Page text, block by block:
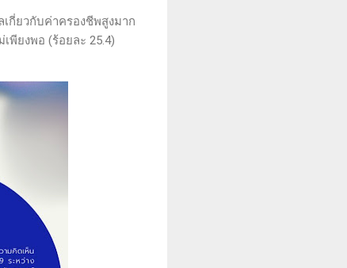
กี่ยวกับค่าครองชีพสูงมาก
พียงพอ (ร้อยละ 25.4)